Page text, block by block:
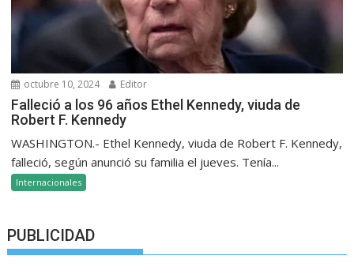
octubre 10, 2024 Editor
Falleció a los 96 años Ethel Kennedy, viuda de
Robert F. Kennedy
WASHINGTON.- Ethel Kennedy, viuda de Robert F. Kennedy,
falleció, según anunció su familia el jueves. Tenía...
Internacionales
PUBLICIDAD